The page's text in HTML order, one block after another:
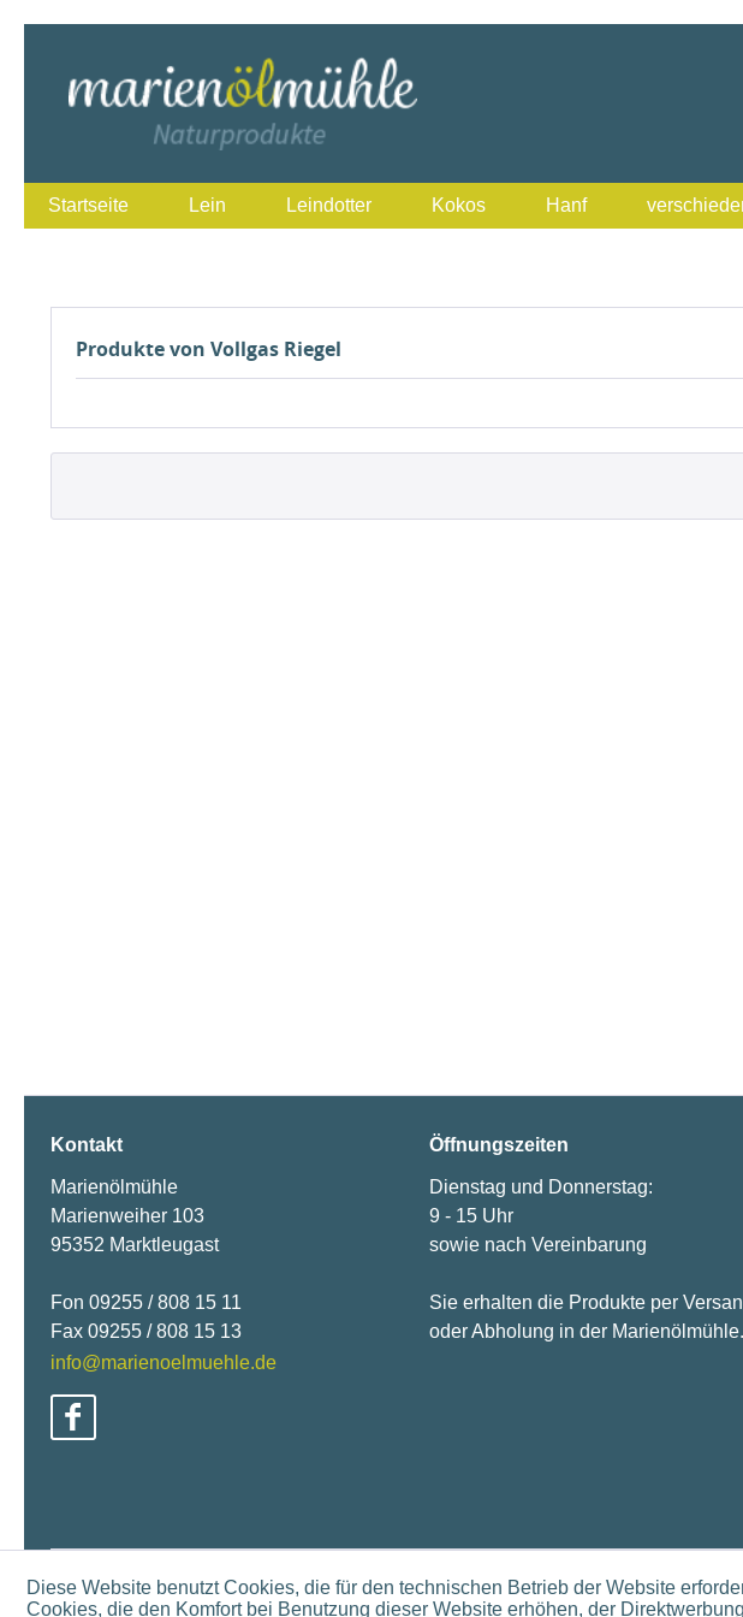
Startseite Lein Leindotter Kokos Hanf
Produkte von Vollgas Riegel
Kontakt
Marienölmühle
Marienweiher 103
95352 Marktleugast
Fon 09255 / 808 15 11
Fax 09255 / 808 15 13
info@marienoelmuehle.de
Öffnungszeiten
Dienstag und Donnerstag:
9 - 15 Uhr
sowie nach Vereinbarung
Sie erhalten die Produkte per
oder Abholung in der Marienölmühle.
Diese Website benutzt Cookies, die für den technischen Betrieb der Website
Cookies, die den Komfort bei Benutzung dieser Website erhöhen, der